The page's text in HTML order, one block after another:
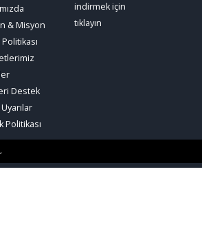
& Misyon
Destek
Politikası
indirmek için
tıklayın